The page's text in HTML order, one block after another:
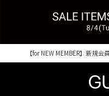
Shopping from
【for NEW MEMBER】新